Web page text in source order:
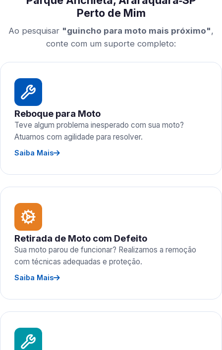
Perto de Mim
Ao pesquisar "guincho para moto mais próximo",
conte com um suporte completo:
Reboque para Moto
Teve algum problema inesperado com sua moto?
Atuamos com agilidade para resolver.
Saiba Mais
Retirada de Moto com Defeito
Sua moto parou de funcionar? Realizamos a remoção
com técnicas adequadas e proteção.
Saiba Mais